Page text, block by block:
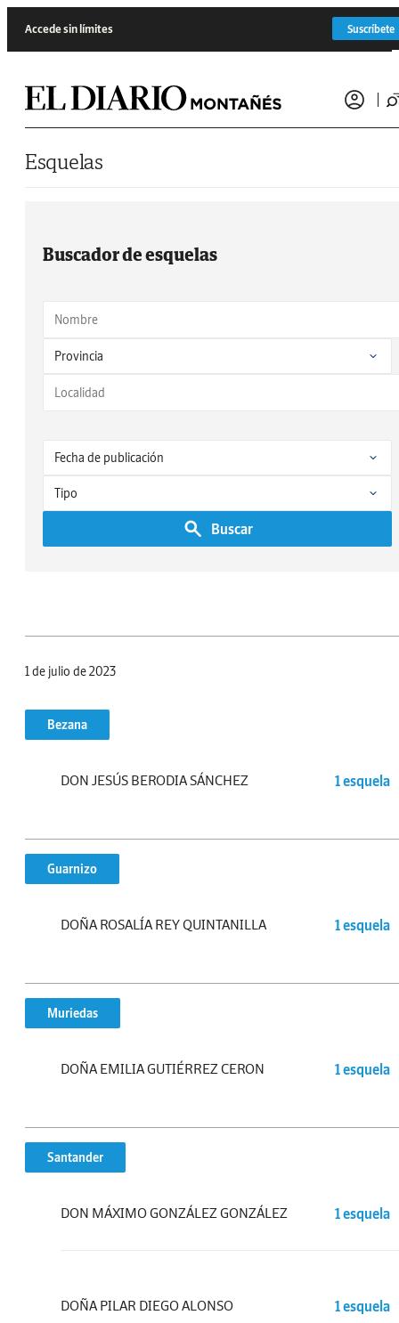
Accede sin límites Suscríbete
Esquelas
Buscador de esquelas
Buscar
1 de julio de 2023
Bezana
DON JESÚS BERODIA SÁNCHEZ 1 esquela
Guarnizo
DOÑA ROSALÍA REY QUINTANILLA 1 esquela
Muriedas
DOÑA EMILIA GUTIÉRREZ CERON 1 esquela
Santander
DON MÁXIMO GONZÁLEZ GONZÁLEZ 1 esquela
DOÑA PILAR DIEGO ALONSO 1 esquela